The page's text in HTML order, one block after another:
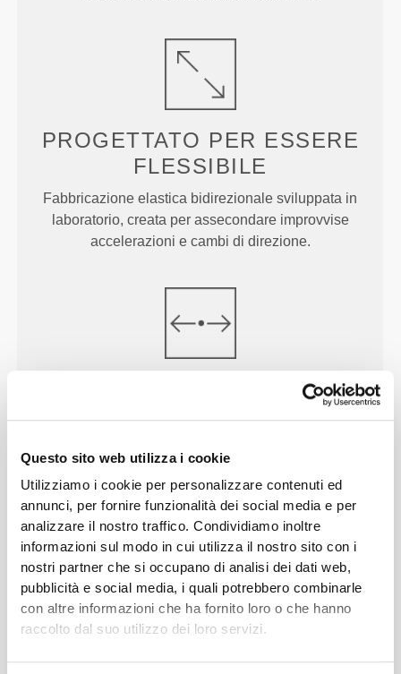
Questo sito web utilizza i cookie
Utilizziamo i cookie per personalizzare contenuti ed
annunci, per fornire funzionalità dei social media e per
analizzare il nostro traffico. Condividiamo inoltre
informazioni sul modo in cui utilizza il nostro sito con i
nostri partner che si occupano di analisi dei dati web,
pubblicità e social media, i quali potrebbero combinarle
con altre informazioni che ha fornito loro o che hanno
raccolto dal suo utilizzo dei loro servizi.
PROGETTATO PER ESSERE
FLESSIBILE
Fabbricazione elastica bidirezionale sviluppata in
laboratorio, creata per assecondare improvvise
accelerazioni e cambi di direzione.
Leggermente più alti di quelli a vita regolare, per
UNA VERA SVOLTA
Capi d'abbigliamento con punti di raffreddamento
freschezza e comodità durante l'allenamento.